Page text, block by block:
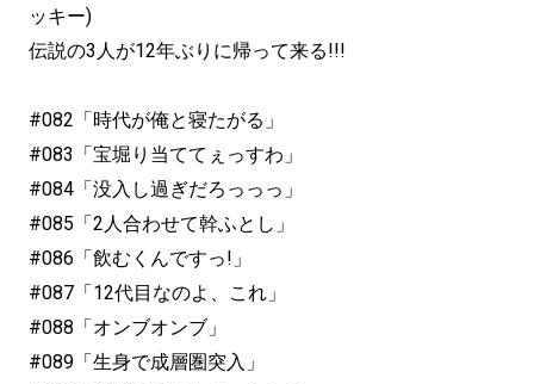
ッキー)
伝説の3人が12年ぶりに帰って来る!!!
#082「時代が俺と寝たがる」
#083「宝堀り当ててぇっすわ」
#084「没入し過ぎだろっっっ」
#085「2人合わせて幹ふとし」
#086「飲むくんですっ!」
#087「12代目なのよ、これ」
#088「オンブオンブ」
#089「生身で成層圏突入」